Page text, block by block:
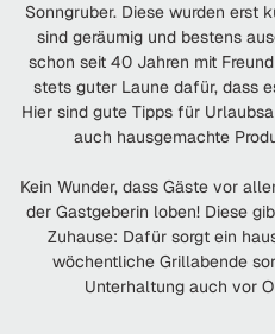
Sonngruber. Diese wurden erst
sind geräumig und bestens
schon seit 40 Jahren mit
stets guter Laune dafür, dass
Hier sind gute Tipps für
auch hausgemachte
Kein Wunder, dass Gäste vor
der Gastgeberin loben! Diese
Zuhause: Dafür sorgt ein
wöchentliche Grillabende
Unterhaltung auch vor